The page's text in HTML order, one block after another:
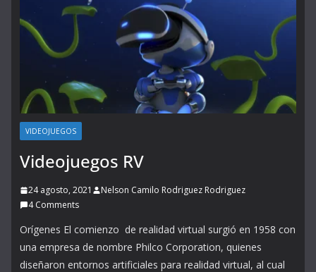
VIDEOJUEGOS
Videojuegos RV
24 agosto, 2021
Nelson Camilo Rodriguez Rodriguez
4 Comments
Orígenes El comienzo de realidad virtual surgió en 1958 con
una empresa de nombre Philco Corporation, quienes
diseñaron entornos artificiales para realidad virtual, al cual